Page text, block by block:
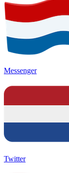
Messenger
Twitter